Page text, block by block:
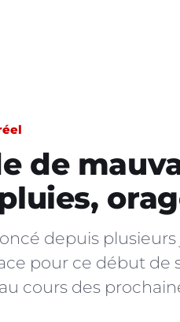
de
depuis
pour ce début de
cours des